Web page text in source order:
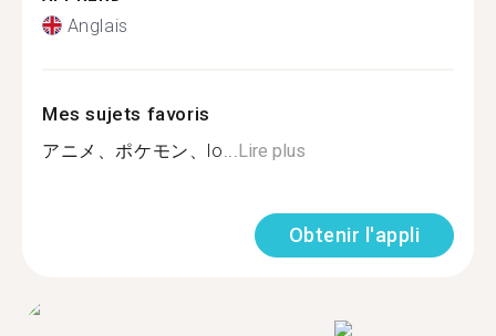
Anglais
Mes sujets favoris
アニメ、ポケモン、lo... Lire plus
Obtenir l'appli